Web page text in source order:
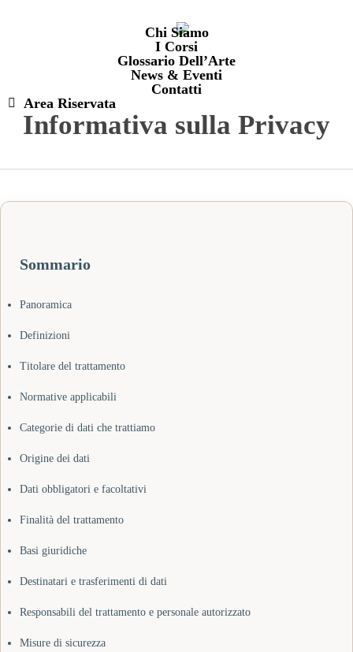
Chi Siamo
I Corsi
Glossario Dell’Arte
News & Eventi
Contatti
Area Riservata
Informativa sulla Privacy
Sommario
Panoramica
Definizioni
Titolare del trattamento
Normative applicabili
Categorie di dati che trattiamo
Origine dei dati
Dati obbligatori e facoltativi
Finalità del trattamento
Basi giuridiche
Destinatari e trasferimenti di dati
Responsabili del trattamento e personale autorizzato
Misure di sicurezza